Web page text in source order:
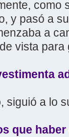
como
y pasó a
a
vista para
siguió a lo
que